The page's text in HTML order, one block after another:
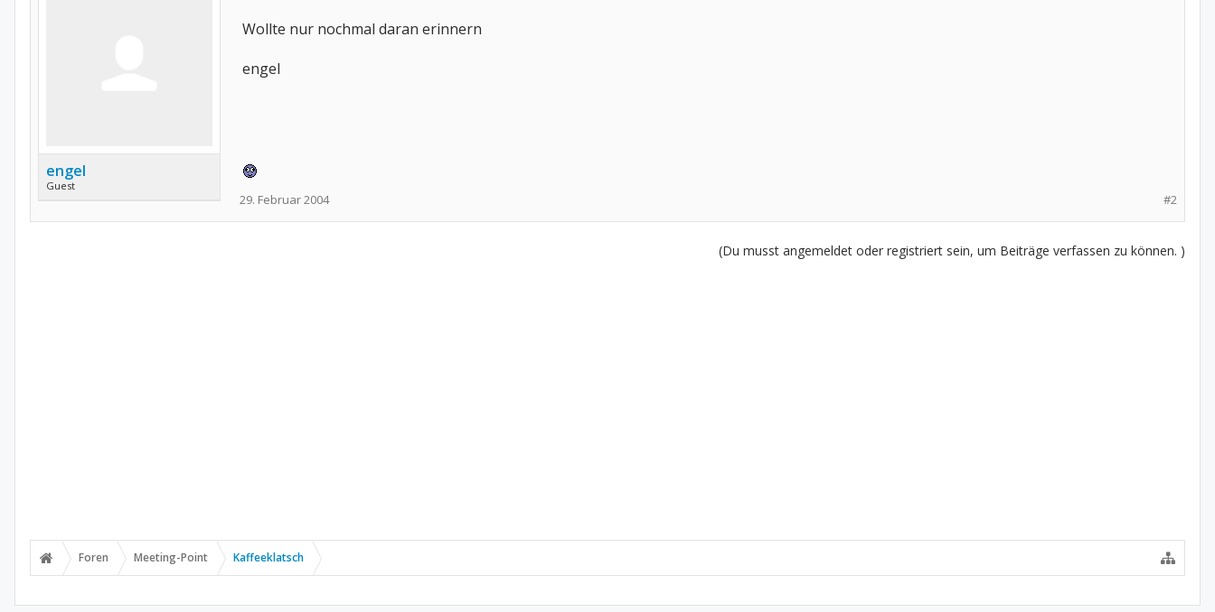
engel
Guest
Wollte nur nochmal daran erinnern
engel
#2
29. Februar 2004
(Du musst angemeldet oder registriert sein, um Beiträge verfassen zu können. )
Foren Meeting-Point Kaffeeklatsch